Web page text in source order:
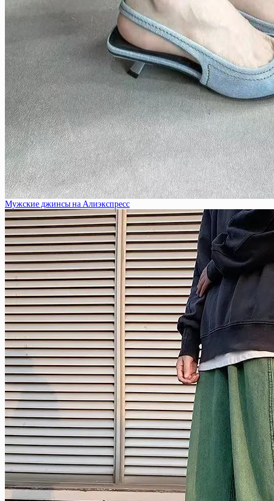
Мужские джинсы на Алиэкспресс